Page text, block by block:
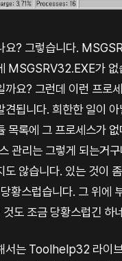
요? 그렇습니다.
MSGSRV32.EXE가 없
까요? 그런데 이런 프로
견됩니다. 희한한 일이
목록에 그 프로세스가
관리는 그렇게 되는거
도 않습니다. 있는 것이
황스럽습니다. 그 위에
도 조금 당황스럽긴 하
서는 Toolhelp32 라이